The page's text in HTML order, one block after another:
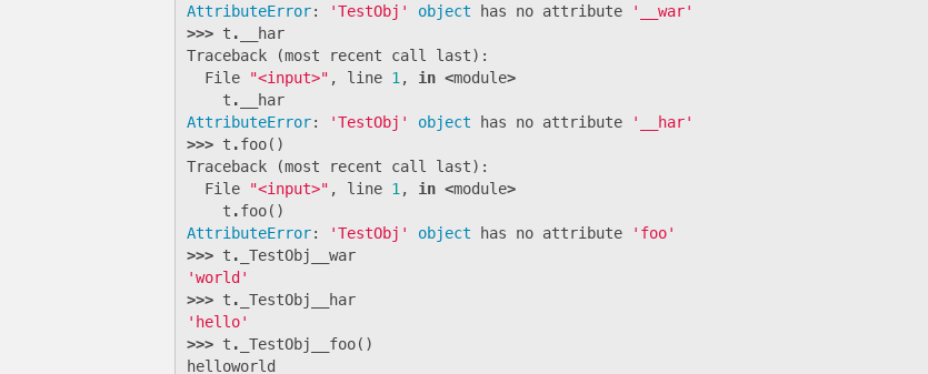
AttributeError: 'TestObj' object has no attribute
'__war'
>>> t . __har
Traceback
(most recent call last):
File
"<input>" , line 1, in <module>
t . __har
AttributeError: 'TestObj' object has no attribute
'__har'
>>> t .foo()
Traceback
(most recent call last):
File
"<input>" , line 1, in <module>
t .foo()
AttributeError: 'TestObj' object has no attribute
'foo'
>>> t . _TestObj__war
'world'
>>> t . _TestObj__har
'hello'
>>> t . _TestObj__foo()
helloworld